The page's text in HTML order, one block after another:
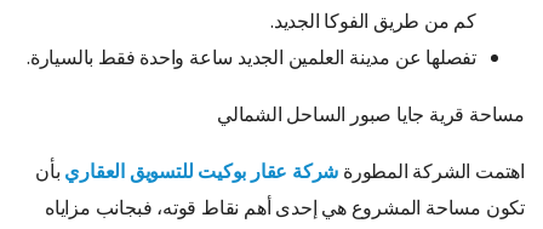
كم من طريق الفوكا الجديد.
تفصلها عن مدينة العلمين الجديد ساعة واحدة فقط بالسيارة.
مساحة قرية جايا صبور الساحل الشمالي
اهتمت الشركة المطورة شركة عقار بوكيت للتسويق العقاري بأن
تكون مساحة المشروع هي إحدى أهم نقاط قوته، فبجانب مزاياه